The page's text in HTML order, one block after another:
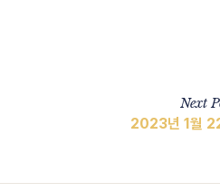
Next
2023년 1월